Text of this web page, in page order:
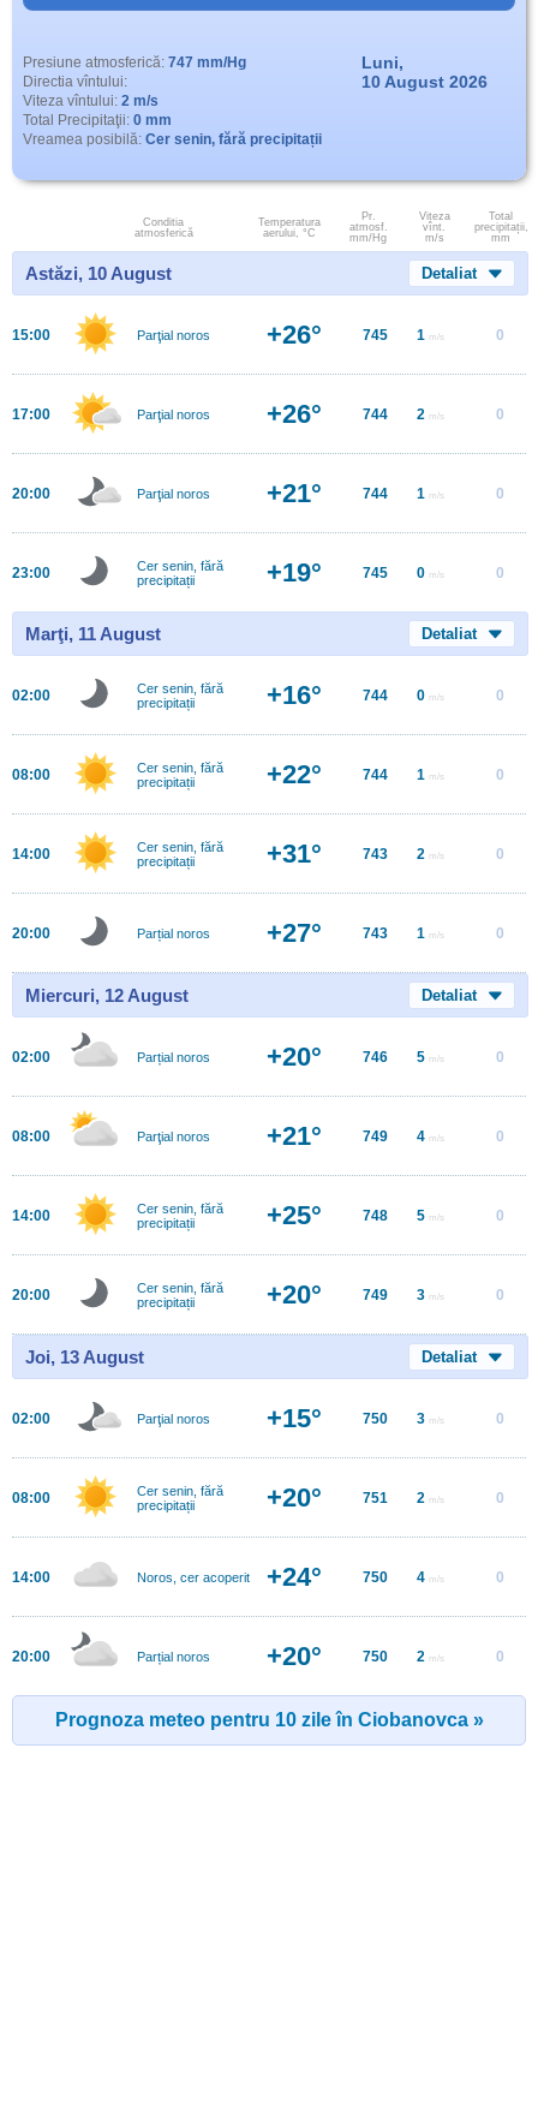
Presiune atmosferică: 747 mm/Hg
Directia vîntului:
Viteza vîntului: 2 m/s
Total Precipitaţii: 0 mm
Vreamea posibilă: Cer senin, fără precipitații
Luni,
10 August 2026
Conditia
atmosferică
Temperatura
aerului, °C
Pr.
atmosf.
mm/Hg
Viteza
vînt.
m/s
Total
precipitații,
mm
Astăzi, 10 August Detaliat
15:00 Parţial noros +26° 745 1 m/s 0
17:00 Parţial noros +26° 744 2 m/s 0
20:00 Parţial noros +21° 744 1 m/s 0
23:00
Cer senin, fără
precipitații
+19° 745 0 m/s 0
Marţi, 11 August Detaliat
02:00
Cer senin, fără
precipitații
+16° 744 0 m/s 0
08:00
Cer senin, fără
precipitații
+22° 744 1 m/s 0
14:00
Cer senin, fără
precipitații
+31° 743 2 m/s 0
20:00 Parțial noros +27° 743 1 m/s 0
Miercuri, 12 August Detaliat
02:00 Parțial noros +20° 746 5 m/s 0
08:00 Parţial noros +21° 749 4 m/s 0
14:00
Cer senin, fără
precipitații
+25° 748 5 m/s 0
20:00
Cer senin, fără
precipitații
+20° 749 3 m/s 0
Joi, 13 August Detaliat
02:00 Parţial noros +15° 750 3 m/s 0
08:00
Cer senin, fără
precipitații
+20° 751 2 m/s 0
14:00 Noros, cer acoperit +24° 750 4 m/s 0
20:00 Parțial noros +20° 750 2 m/s 0
Prognoza meteo pentru 10 zile în Ciobanovca »